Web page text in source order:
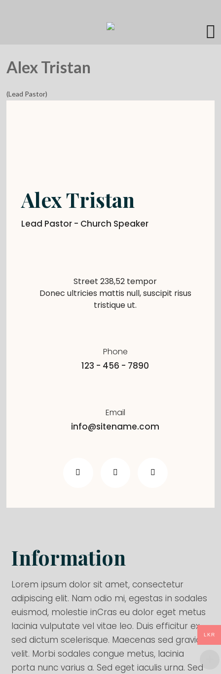
Alex Tristan
(Lead Pastor)
Alex Tristan
Lead Pastor - Church Speaker
Street 238,52 tempor
Donec ultricies mattis null, suscipit risus
tristique ut.
Phone
123 - 456 - 7890
Email
info@sitename.com
Information
Lorem ipsum dolor sit amet, consectetur
adipiscing elit. Nam odio mi, egestas in sodales
euismod, molestie inCras eu dolor eget metus
lacinia vulputate vel vitae leo. Duis efficitur ex
sed dictum scelerisque. Maecenas sed gravida
velit. Morbi sodales congue metus, lacinia
porta nunc varius a. Sed eget iaculis urna. Sed
LKR